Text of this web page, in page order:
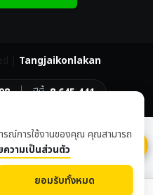
ปีนี้ 8,645,441
| Tangjaikonlakan
รณ์การใช้งานของคุณ คุณสามารถ
ความเป็นส่วนตัว
ยอมรับทั้งหมด